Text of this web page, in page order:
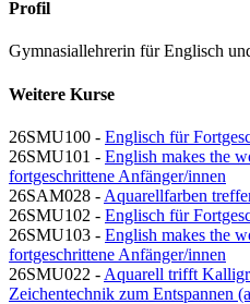
Profil
Gymnasiallehrerin für Englisch
Weitere Kurse
26SMU100 - Englisch für
26SMU101 - English makes the
fortgeschrittene Anfänger/innen
26SAM028 - Aquarellfarben
26SMU102 - Englisch für
26SMU103 - English makes the
fortgeschrittene Anfänger/innen
26SMU022 - Aquarell trifft
Zeichentechnik zum Entspannen